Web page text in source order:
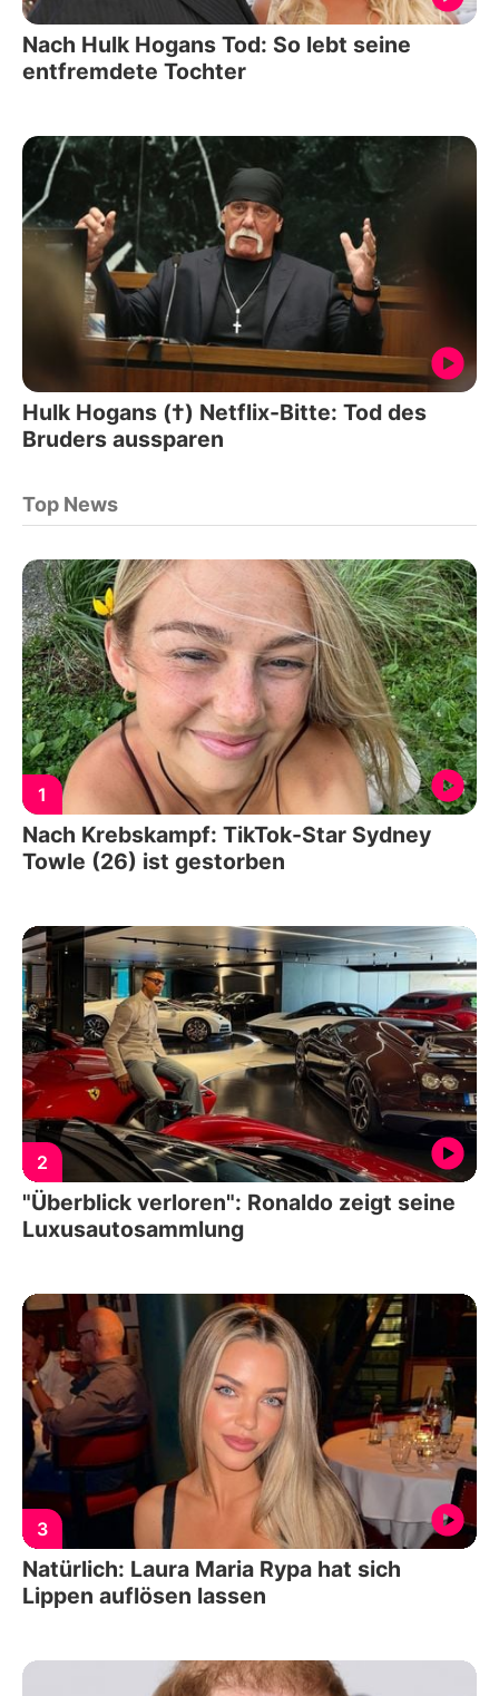
Nach Hulk Hogans Tod: So lebt seine
entfremdete Tochter
Hulk Hogans (†) Netflix-Bitte: Tod des
Bruders aussparen
Top News
1
Nach Krebskampf: TikTok-Star Sydney
Towle (26) ist gestorben
2
"Überblick verloren": Ronaldo zeigt seine
Luxusautosammlung
3
Natürlich: Laura Maria Rypa hat sich
Lippen auflösen lassen